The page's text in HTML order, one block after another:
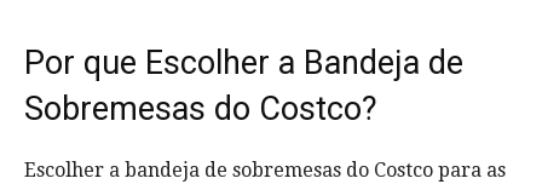
Por que Escolher a Bandeja de
Sobremesas do Costco?
Escolher a bandeja de sobremesas do Costco para as